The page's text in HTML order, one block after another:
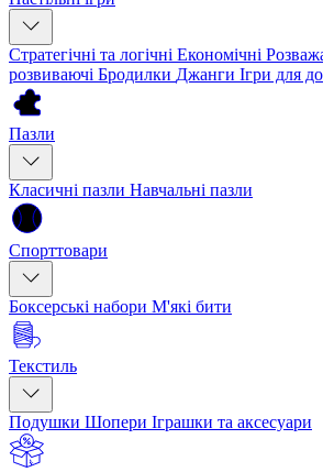
Стратегічні та логічні Економічні
розвиваючі Бродилки Джанги Ігри для
Пазли
Класичні пазли Навчальні пазли
Спорттовари
Боксерські набори М'які бити
Текстиль
Подушки Шопери Іграшки та аксесуари